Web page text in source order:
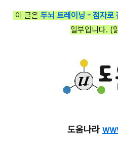
이 글은 두뇌 트레이닝 - 점자로
일부입니다. (
도움나라